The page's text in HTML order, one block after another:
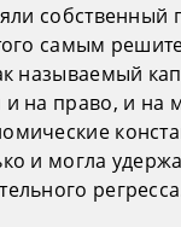
собственный
самым
называемый
на право, и на
и могла